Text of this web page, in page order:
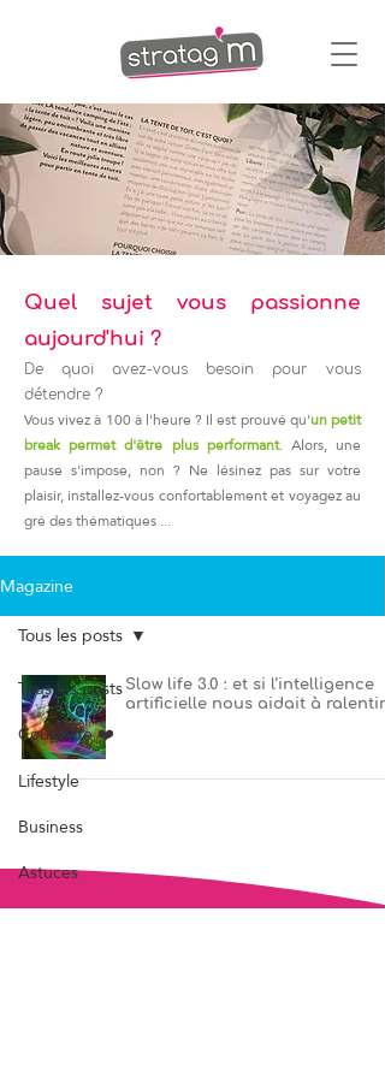
Quel sujet vous passionne
aujourd'hui ?
De quoi avez-vous besoin pour vous
détendre ?
Vous vivez à 100 à l'heure ? Il est prouvé qu'un petit
breakpermet d'être plus performant. Alors, une
pause s'impose, non ? Ne lésinez pas sur votre
plaisir, installez-vous confortablementet voyagez au
gré des thématiques ...
Magazine
Tous les posts
Coups de ❤️
Lifestyle
Business
Astuces
Love
Tous les posts
Slow life 3.0 : et si l’intelligence
artificielle nous aidait à ralentir